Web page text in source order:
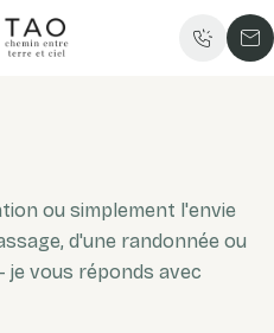
ou simplement l'envie
d'une randonnée ou
je vous réponds avec